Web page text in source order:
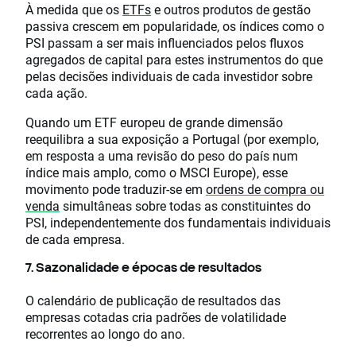
À medida que os ETFse outros produtos de gestão
passiva crescem em popularidade, os índices como o
PSI passam a ser mais influenciados pelos fluxos
agregados de capital para estes instrumentos do que
pelas decisões individuais de cada investidor sobre
cada ação.
Quando um ETF europeu de grande dimensão
reequilibra a sua exposição a Portugal (por exemplo,
em resposta a uma revisão do peso do país num
índice mais amplo, como o MSCI Europe), esse
movimento pode traduzir-se em ordens de compra ou
venda simultâneas sobre todas as constituintes do
PSI, independentemente dos fundamentais individuais
de cada empresa.
7. Sazonalidade e épocas de resultados
O calendário de publicação de resultados das
empresas cotadas cria padrões de volatilidade
recorrentes ao longo do ano.